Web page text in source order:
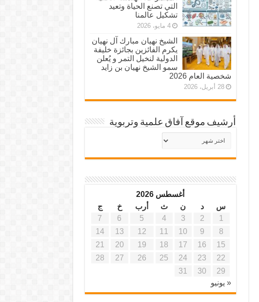
التي تصنع الحياة وتعيد
تشكيل عالمنا
4 مايو، 2026
الشيخ نهيان مبارك آل نهيان
يكرم الفائزين بجائزة خليفة
الدولية لنخيل التمر و يُعلن
سمو الشيخ نهيان بن زايد
شخصية العام 2026
28 أبريل، 2026
أرشيف موقع آفاق علمية وتربوية
أرشيف
موقع
أغسطس 2026
س
د ن ث أرب خ
ج
1
2
3
4
5
6
7
8
9
10
11
12
13
14
15
16
17
18
19
20
21
22
23
24
25
26
27
28
29
30
31
« يونيو